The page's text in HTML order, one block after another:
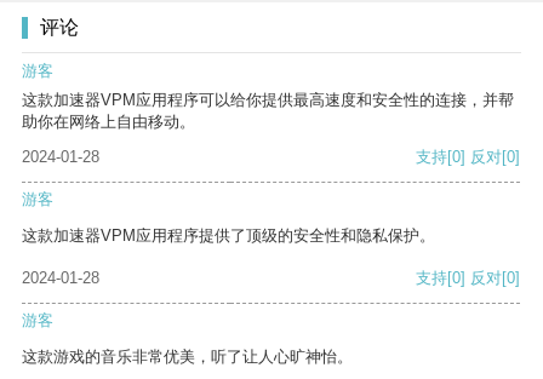
评论
游客
这款加速器VPM应用程序可以给你提供最高速度和安全性的连接，并帮
助你在网络上自由移动。
2024-01-28
支持[0] 反对[0]
游客
这款加速器VPM应用程序提供了顶级的安全性和隐私保护。
2024-01-28 支持[0] 反对[0]
游客
这款游戏的音乐非常优美，听了让人心旷神怡。